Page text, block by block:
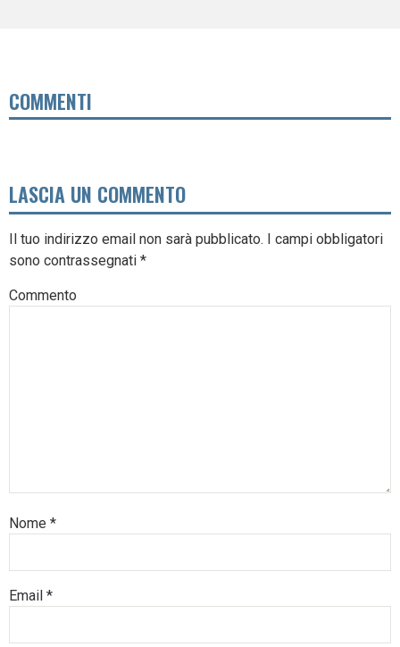
COMMENTI
LASCIA UN COMMENTO
Il tuo indirizzo email non sarà pubblicato. I campi obbligatori
sono contrassegnati *
Commento
Nome *
Email *